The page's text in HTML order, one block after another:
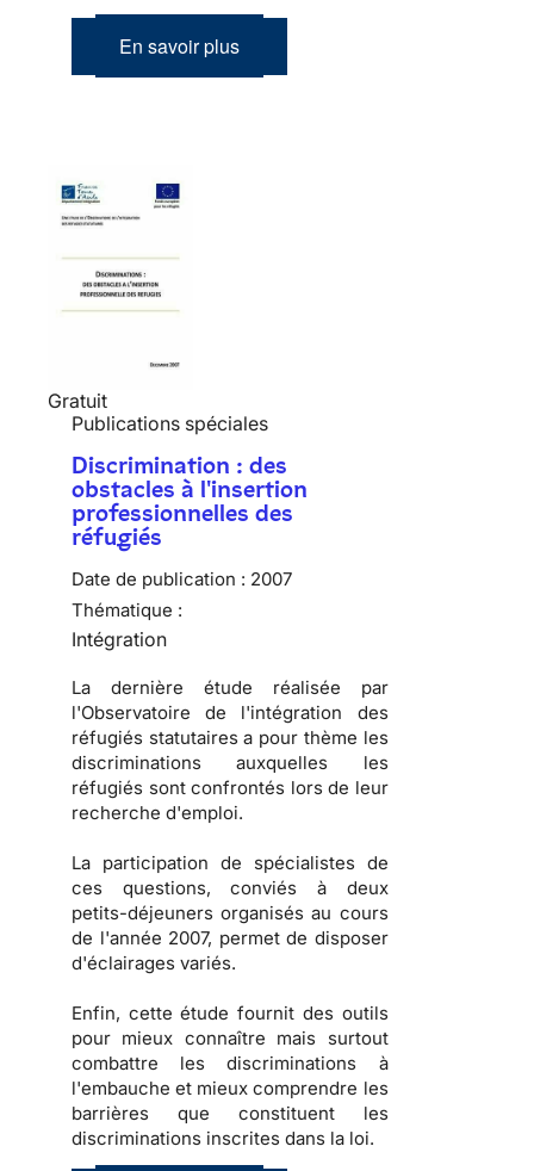
En savoir plus
Gratuit
Publications spéciales
Discrimination : des
obstacles à l'insertion
professionnelles des
réfugiés
Date de publication : 2007
Thématique :
Intégration
La dernière étude réalisée par
l'Observatoire de l'intégration des
réfugiés statutaires a pour thème les
discriminations auxquelles les
réfugiés sont confrontés lors de leur
recherche d'emploi.
La participation de spécialistes de
ces questions, conviés à deux
petits-déjeuners organisés au cours
de l'année 2007, permet de disposer
d'éclairages variés.
Enfin, cette étude fournit des outils
pour mieux connaître mais surtout
combattre lesdiscriminations à
l'embauche et mieux comprendre les
barrières que constituent les
discriminations inscrites dans la loi.